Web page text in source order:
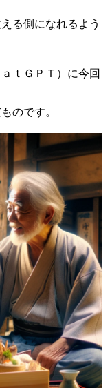
る側になれるよう
ｔＧＰＴ）に今回
のです。